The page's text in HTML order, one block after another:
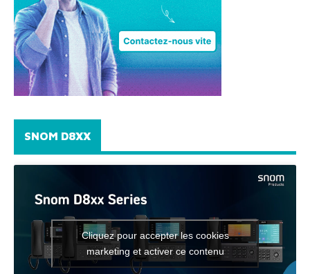
SNOM D8XX
Cliquez pour accepter les cookies
marketing et activer ce contenu